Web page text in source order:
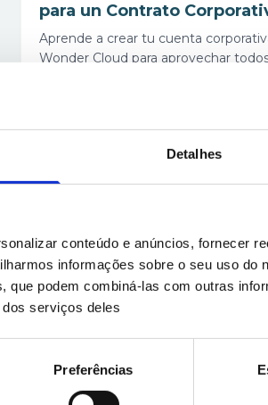
Detalhes
conteúdo e anúncios, fornecer
informações sobre o seu uso
que podem combiná-las com outras
serviços deles
Preferências
para un Contrato
Aprende a crear tu cuenta
Wonder Cloud para aprovechar